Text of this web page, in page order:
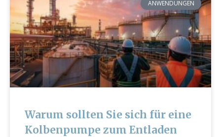
ANWENDUNGEN
Warum sollten Sie sich für eine
Kolbenpumpe zum Entladen